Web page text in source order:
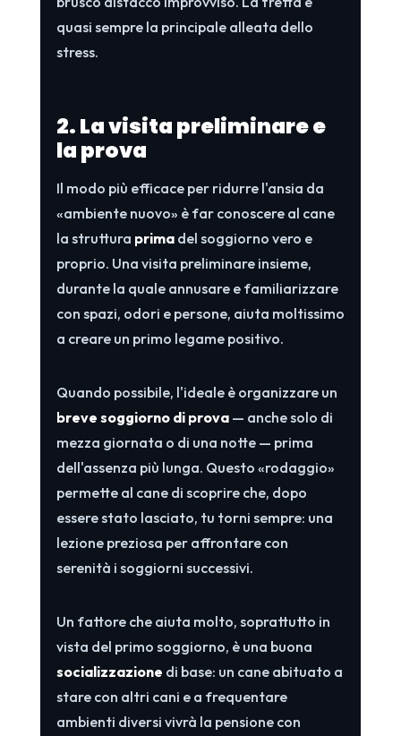
quasi sempre la principale alleata dello
stress.
2. La visita preliminare e
la prova
Il modo più efficace per ridurre l'ansia da
«ambiente nuovo» è far conoscere al cane
la struttura primadel soggiorno vero e
proprio. Una visita preliminare insieme,
durante la quale annusare e familiarizzare
con spazi, odori e persone, aiuta moltissimo
a creare un primo legame positivo.
Quando possibile, l'ideale è organizzare un
breve soggiorno di prova— anche solo di
mezza giornata o di una notte — prima
dell'assenza più lunga. Questo «rodaggio»
permette al cane di scoprire che, dopo
essere stato lasciato, tu torni sempre: una
lezione preziosa per affrontare con
serenità i soggiorni successivi.
Un fattore che aiuta molto, soprattutto in
vista del primo soggiorno, è una buona
socializzazione di base: un cane abituato a
stare con altri cani e a frequentare
ambienti diversi vivrà la pensione con